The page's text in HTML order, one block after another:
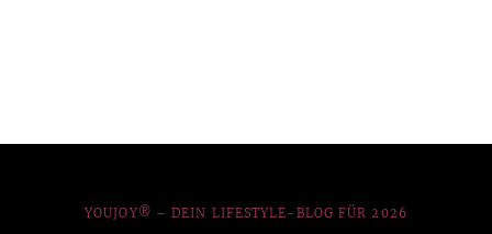
YOUJOY® – DEIN LIFESTYLE-BLOG FÜR 2026